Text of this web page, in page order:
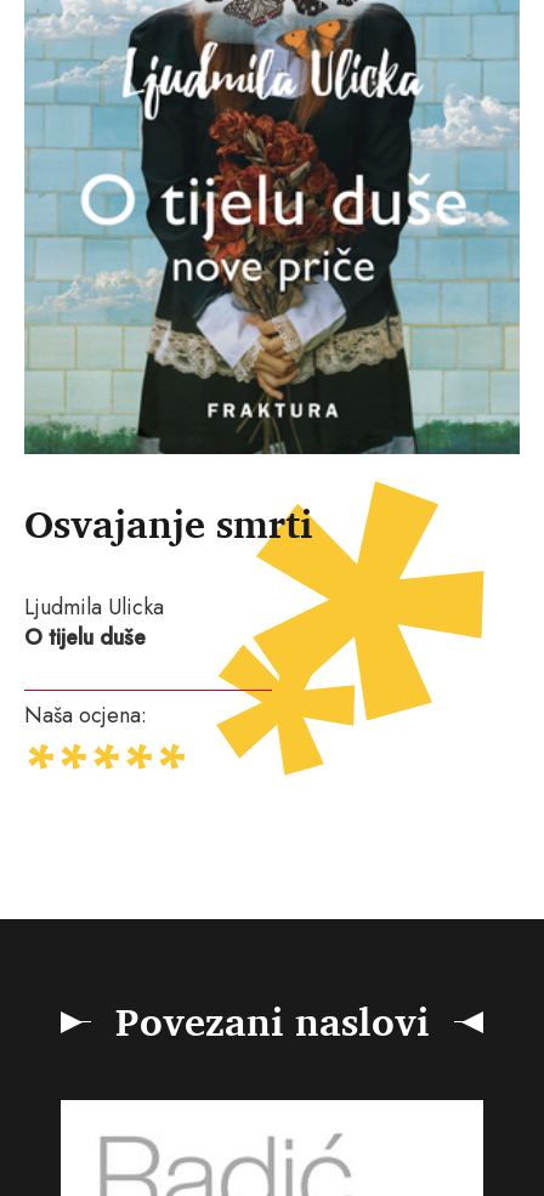
Osvajanje smrti
Ljudmila Ulicka
O tijelu duše
Naša ocjena:
Povezani naslovi